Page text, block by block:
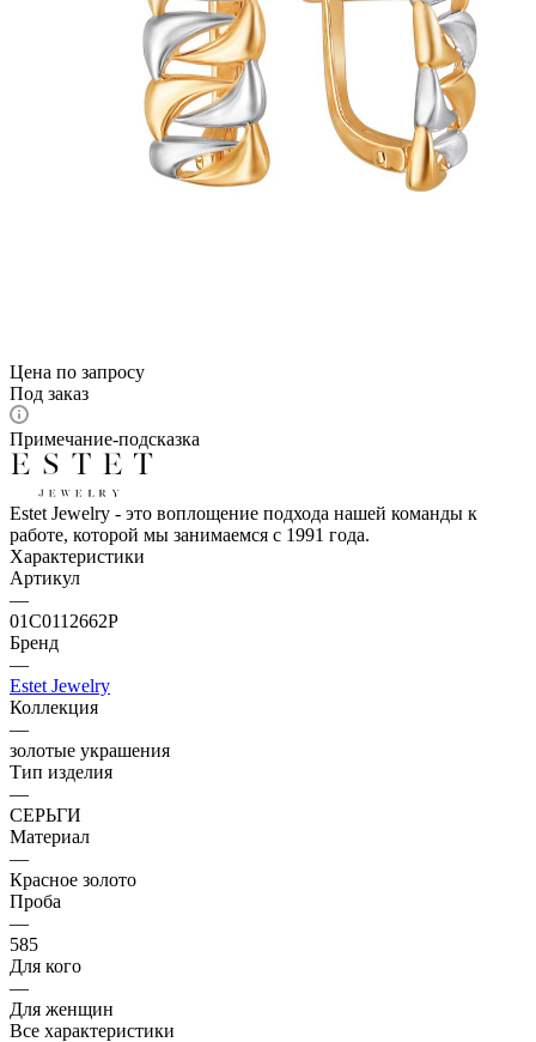
Цена по запросу
Под заказ
Примечание-подсказка
Estet Jewelry - это воплощение подхода нашей команды к
работе, которой мы занимаемся с 1991 года.
Характеристики
Артикул
—
01С0112662Р
Бренд
—
Estet Jewelry
Коллекция
—
золотые украшения
Тип изделия
—
СЕРЬГИ
Материал
—
Красное золото
Проба
—
585
Для кого
—
Для женщин
Все характеристики